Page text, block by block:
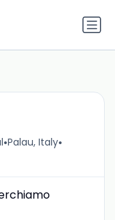
•Palau, Italy•